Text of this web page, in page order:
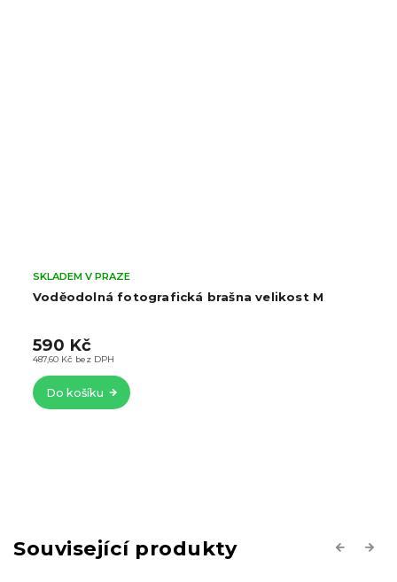
Voděodolná fotografická brašna velikost M
SKLADEM V PRAZE
487,60 Kč bez DPH
590 Kč
Do košíku
Související produkty Previous
Next